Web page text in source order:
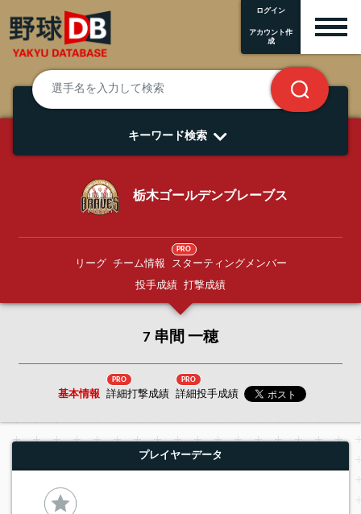
ログイン
アカウント作
成
キーワード検索
栃木ゴールデンブレーブス
リーグ チーム情報
PRO
スターティングメンバー
投手成績 打撃成績
7 串間 一穂
基本情報
PRO
詳細打撃成績
PRO
詳細投手成績
プレイヤーデータ